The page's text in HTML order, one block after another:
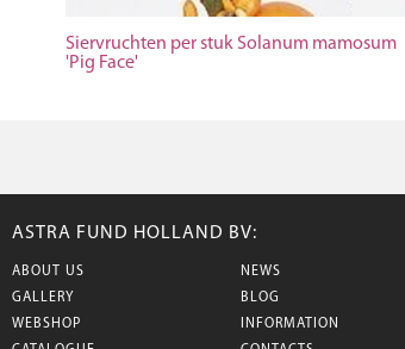
Siervruchten per stuk Solanum mamosum
'Pig Face'
ASTRA FUND HOLLAND BV:
ABOUT US
GALLERY
WEBSHOP
NEWS
BLOG
INFORMATION